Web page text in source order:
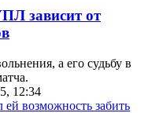
зависит от
а его судьбу в
12:34